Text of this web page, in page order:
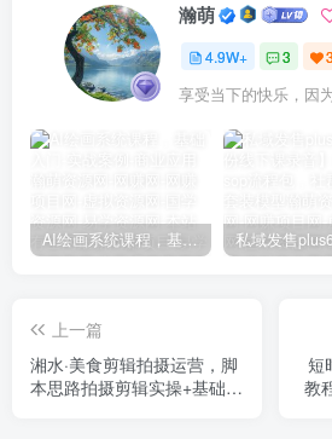
瀚萌
4.9W+ 3
享受当下的快乐，因
上一篇
湘水·美食剪辑拍摄运营，脚
本思路拍摄剪辑实操+基础知
短
教